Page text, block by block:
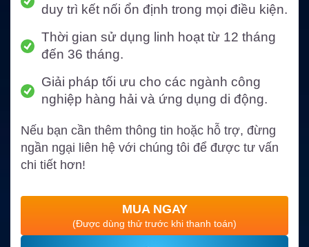
duy trì kết nối ổn định trong mọi điều kiện.
Thời gian sử dụng linh hoạt từ 12 tháng
đến 36 tháng.
Giải pháp tối ưu cho các ngành công
nghiệp hàng hải và ứng dụng di động.
Nếu bạn cần thêm thông tin hoặc hỗ trợ, đừng
ngần ngại liên hệ với chúng tôi để được tư vấn
chi tiết hơn!
MUA NGAY
(Được dùng thử trước khi thanh toán)